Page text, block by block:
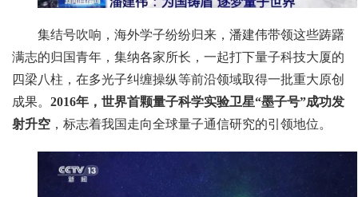
集结号吹响，海外学子纷纷归来，潘建伟带领这些踌躇
满志的归国青年，集纳各家所长，一起打下量子科技大厦的
四梁八柱，在多光子纠缠操纵等前沿领域取得一批重大原创
成果。 2016年，世界首颗量子科学实验卫星“墨子号”成功发
射升空 ，标志着我国走向全球量子通信研究的引领地位。